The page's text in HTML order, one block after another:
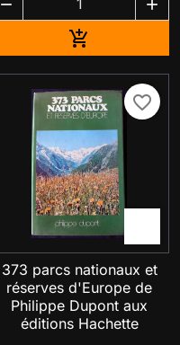
 

favorite_border
373 parcs nationaux et
réserves d'Europe de
Philippe Dupont aux
éditions Hachette